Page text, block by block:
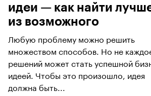
идеи — как найти
из возможного
Любую проблему можно решить
множеством способов. Но не
решений может стать успешной
идеей. Чтобы это произошло, идея
должна быть...